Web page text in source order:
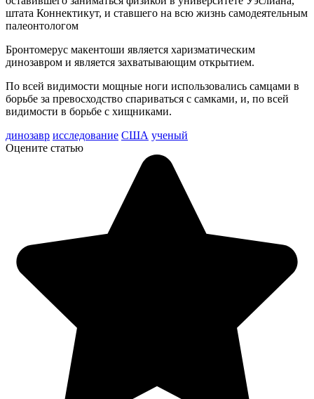
штата Коннектикут, и ставшего на всю жизнь самодеятельным
палеонтологом
Бронтомерус макентоши является харизматическим
динозавром и является захватывающим открытием.
По всей видимости мощные ноги использовались самцами в
борьбе за превосходство спариваться с самками, и, по всей
видимости в борьбе с хищниками.
динозавр исследование США ученый
Оцените статью